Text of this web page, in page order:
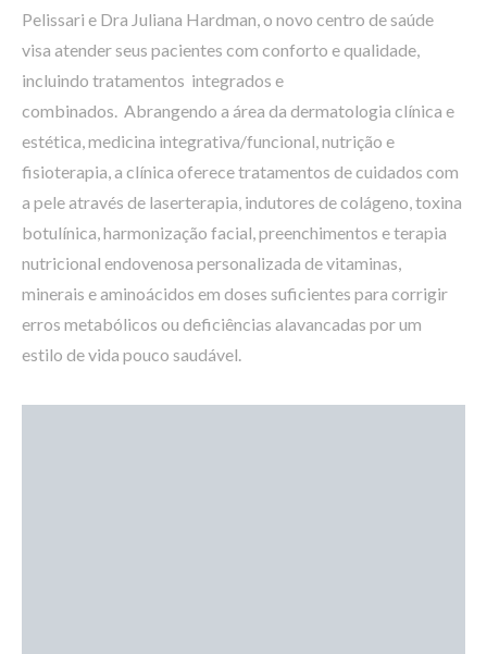
Pelissari e Dra Juliana Hardman, o novo centro de saúde
visa atender seus pacientes com conforto e qualidade,
incluindo tratamentos integrados e
combinados. Abrangendo a área da dermatologia clínica e
estética, medicina integrativa/funcional, nutrição e
fisioterapia, a clínica oferece tratamentos de cuidados com
a pele através de laserterapia, indutores de colágeno, toxina
botulínica, harmonização facial, preenchimentos e terapia
nutricional endovenosa personalizada de vitaminas,
minerais e aminoácidos em doses suficientes para corrigir
erros metabólicos ou deficiências alavancadas por um
estilo de vida pouco saudável.